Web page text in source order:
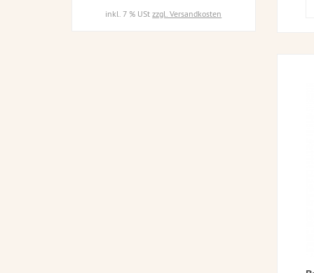
inkl. 7 % UStzzgl. Versandkosten